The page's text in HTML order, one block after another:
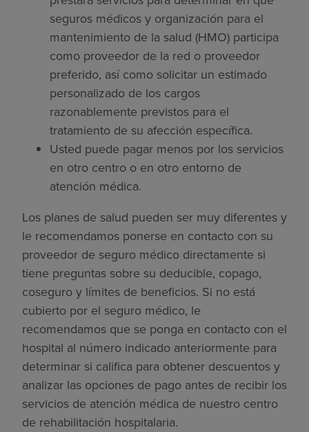
seguros médicos y organización para el
mantenimiento de la salud (HMO) participa
como proveedor de la red o proveedor
preferido, así como solicitar un estimado
personalizado de los cargos
razonablemente previstos para el
tratamiento de su afección específica.
Usted puede pagar menos por los servicios
en otro centro o en otro entorno de
atención médica.
Los planes de salud pueden ser muy diferentes y
le recomendamos ponerse en contacto con su
proveedor de seguro médico directamente si
tiene preguntas sobre su deducible, copago,
coseguro y límites de beneficios. Si no está
cubierto por el seguro médico, le
recomendamos que se ponga en contacto con el
hospital al número indicado anteriormente para
determinar si califica para obtener descuentos y
analizar las opciones de pago antes de recibir los
servicios de atención médica de nuestro centro
de rehabilitación hospitalaria.